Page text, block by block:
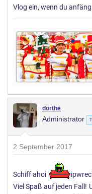
Vlog ein, wenn du
dörthe
Administrator
2 September 2017
Schiff ahoi
Viel Spaß auf jeden Fall!